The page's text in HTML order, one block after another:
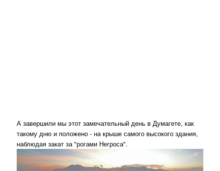
А завершили мы этот замечательный день в Думагете, как
такому дню и положено - на крыше самого высокого здания,
наблюдая закат за "рогами Негроса".